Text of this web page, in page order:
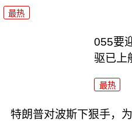
最热
055要
驱已上
最热
特朗普对波斯下狠手，